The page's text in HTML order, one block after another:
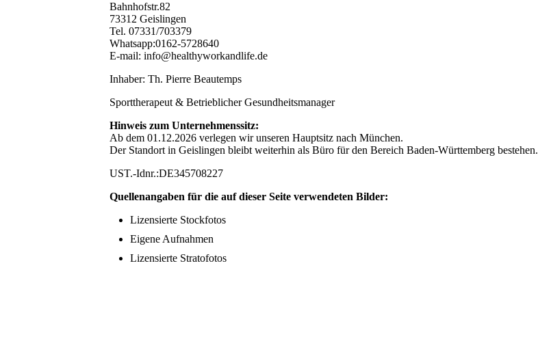
Bahnhofstr.82
73312 Geislingen
Tel. 07331/703379
Whatsapp:0162-5728640
E-mail: info@healthyworkandlife.de
Inhaber: Th. Pierre Beautemps
Sporttherapeut & Betrieblicher Gesundheitsmanager
Hinweis zum Unternehmenssitz:
Ab dem 01.12.2026 verlegen wir unseren Hauptsitz nach München.
Der Standort in Geislingen bleibt weiterhin als Büro für den Bereich Baden-Württemberg bestehen.
UST.-Idnr.:DE345708227
Quellenangaben für die auf dieser Seite verwendeten Bilder:
Lizensierte Stockfotos
Eigene Aufnahmen
Lizensierte Stratofotos